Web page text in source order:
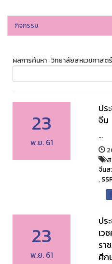
กิจกรรม
ผลการค้นหา : วิทยาลัยสหเวชศาสตร์
23
พ.ย. 61
ปร
จีน
...
ส
จีนส
,
23
พ.ย. 61
ปร
เว
รา
ศึก